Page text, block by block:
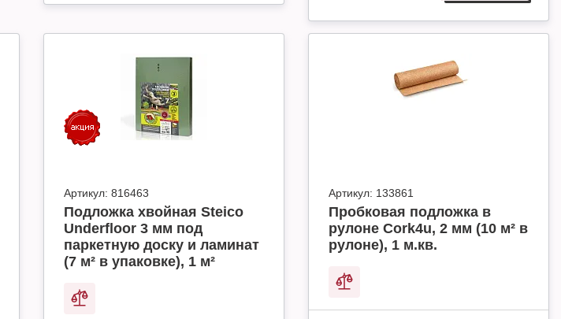
Артикул: 816463
Подложка хвойная Steico
Underfloor 3 мм под
паркетную доску и ламинат
(7 м² в упаковке), 1 м²
Артикул: 133861
Пробковая подложка в
рулоне Cork4u, 2 мм (10 м² в
рулоне), 1 м.кв.